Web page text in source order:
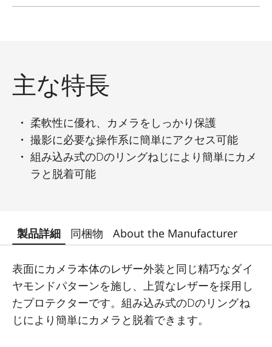
主な特長
柔軟性に優れ、カメラをしっかり保護
撮影に必要な操作系に簡単にアクセス可能
組み込み式のDのリングねじにより簡単にカメ
ラと脱着可能
製品詳細 同梱物 About the Manufacturer
表面にカメラ本体のレザー外装と同じ精巧なダイ
ヤモンドパターンを施し、上質なレザーを採用し
たプロテクターです。組み込み式のDのリングね
じにより簡単にカメラと脱着できます。